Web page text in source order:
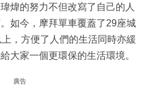
煒的努力不但改寫了自己的人
如今，摩拜單車覆蓋了29座城
，方便了人們的生活同時亦緩
大家一個更環保的生活環境。
廣告